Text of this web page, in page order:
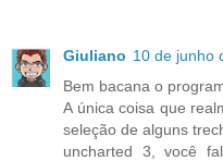
Giuliano 10 de junho
Bem bacana o
A única coisa que
seleção de alguns
uncharted 3, você